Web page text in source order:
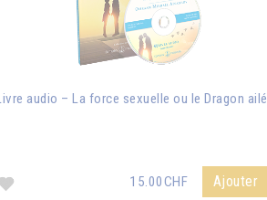
audio – La force sexuelle ou le Dragon ailé
15.00CHF Ajouter